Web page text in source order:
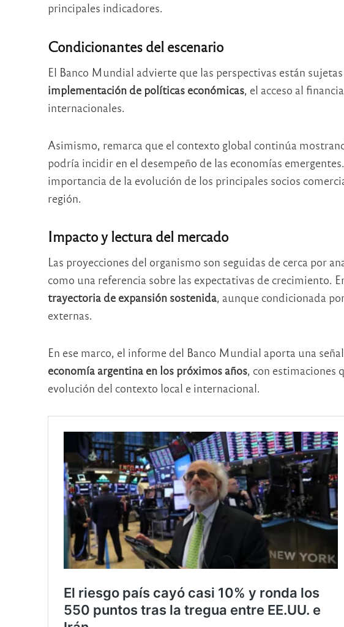
principales indicadores.
Condicionantes del escenario
El Banco Mundial advierte que las perspectivas están
implementación de políticas económicas, el acceso al
internacionales.
Asimismo, remarca que el contexto global continúa
podría incidir en el desempeño de las economías
importancia de la evolución de los principales socios
región.
Impacto y lectura del mercado
Las proyecciones del organismo son seguidas de cerca por
como una referencia sobre las expectativas de crecimiento.
trayectoria de expansión sostenida, aunque condicionada
externas.
En ese marco, el informe del Banco Mundial aporta una
economía argentina en los próximos años, con estimaciones
evolución del contexto local e internacional.